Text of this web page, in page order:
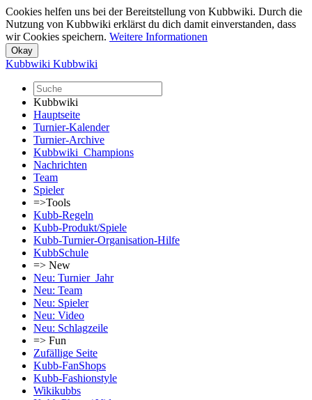
Cookies helfen uns bei der Bereitstellung von Kubbwiki. Durch die
Nutzung von Kubbwiki erklärst du dich damit einverstanden, dass
wir Cookies speichern. Weitere Informationen
Kubbwiki Kubbwiki
Kubbwiki
Hauptseite
Turnier-Kalender
Turnier-Archive
Kubbwiki_Champions
Nachrichten
Team
Spieler
=>Tools
Kubb-Regeln
Kubb-Produkt/Spiele
Kubb-Turnier-Organisation-Hilfe
KubbSchule
=> New
Neu: Turnier_Jahr
Neu: Team
Neu: Spieler
Neu: Video
Neu: Schlagzeile
=> Fun
Zufällige Seite
Kubb-FanShops
Kubb-Fashionstyle
Wikikubbs